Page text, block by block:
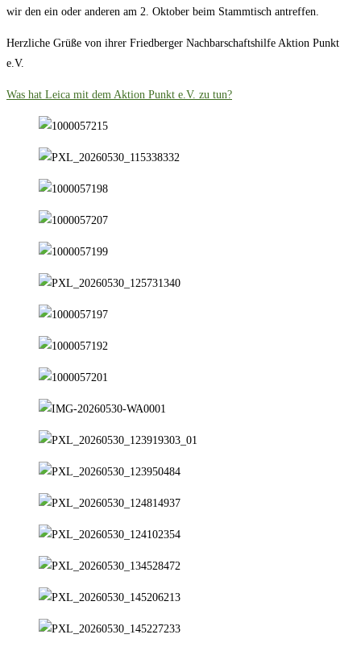
wir den ein oder anderen am 2. Oktober beim Stammtisch antreffen.
Herzliche Grüße von ihrer Friedberger Nachbarschaftshilfe Aktion Punkt
e.V.
Was hat Leica mit dem Aktion Punkt e.V. zu tun?